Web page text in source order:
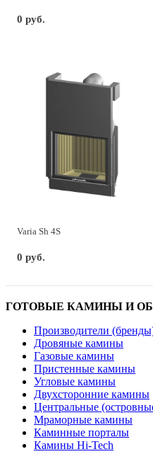
0 руб.
Varia Sh 4S
0 руб.
ГОТОВЫЕ КАМИНЫ И
Производители
Дровяные камины
Газовые камины
Пристенные камины
Угловые камины
Двухсторонние камины
Центральные
Мраморные камины
Каминные порталы
Камины Hi-Tech